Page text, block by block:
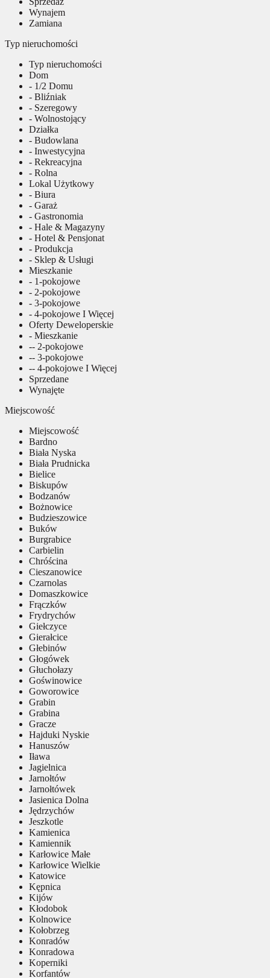
Wynajem
Zamiana
Typ nieruchomości
Typ nieruchomości
Dom
- 1/2 Domu
- Bliźniak
- Szeregowy
- Wolnostojący
Działka
- Budowlana
- Inwestycyjna
- Rekreacyjna
- Rolna
Lokal Użytkowy
- Biura
- Garaż
- Gastronomia
- Hale & Magazyny
- Hotel & Pensjonat
- Produkcja
- Sklep & Usługi
Mieszkanie
- 1-pokojowe
- 2-pokojowe
- 3-pokojowe
- 4-pokojowe I Więcej
Oferty Deweloperskie
- Mieszkanie
-- 2-pokojowe
-- 3-pokojowe
-- 4-pokojowe I Więcej
Sprzedane
Wynajęte
Miejscowość
Miejscowość
Bardno
Biała Nyska
Biała Prudnicka
Bielice
Biskupów
Bodzanów
Bożnowice
Budzieszowice
Buków
Burgrabice
Carbielin
Chróścina
Cieszanowice
Czarnolas
Domaszkowice
Frączków
Frydrychów
Giełczyce
Gierałcice
Głebinów
Głogówek
Głuchołazy
Goświnowice
Goworowice
Grabin
Grabina
Gracze
Hajduki Nyskie
Hanuszów
Iława
Jagielnica
Jarnołtów
Jarnołtówek
Jasienica Dolna
Jędrzychów
Jeszkotle
Kamienica
Kamiennik
Karłowice Małe
Karłowice Wielkie
Katowice
Kępnica
Kijów
Kłodobok
Kolnowice
Kołobrzeg
Konradów
Konradowa
Koperniki
Korfantów